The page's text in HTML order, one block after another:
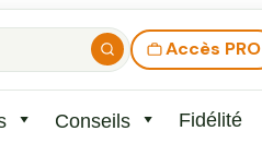
Accès PRO
Conseils Fidélité